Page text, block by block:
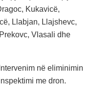
Kukavicë,
Llabjan, Llajshevc,
Vlasali dhe
në eliminimin
me dron.